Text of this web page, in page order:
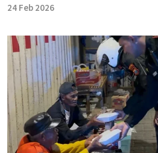
24 Feb 2026